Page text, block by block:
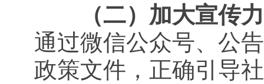
（二）加大宣传
通过微信公众号、公
政策文件，正确引导